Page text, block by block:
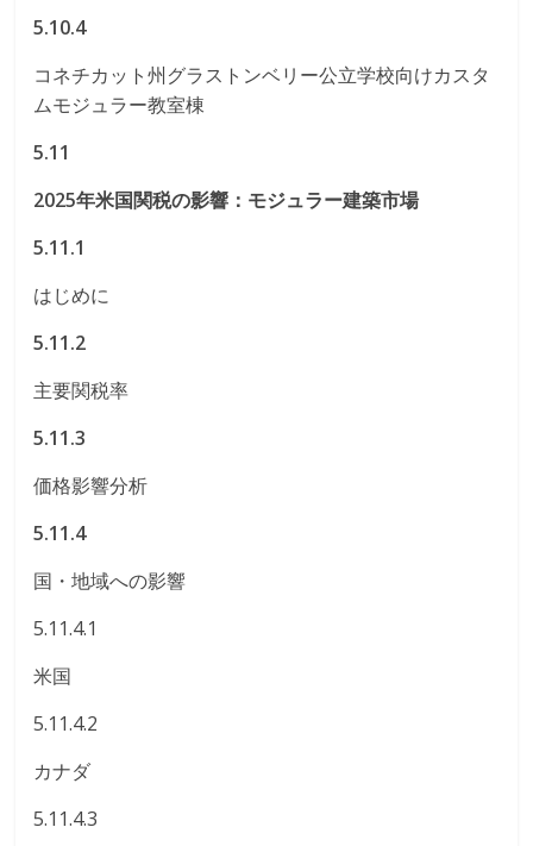
5.10.4
コネチカット州グラストンベリー公立学校向けカスタ
ムモジュラー教室棟
5.11
2025年米国関税の影響：モジュラー建築市場
5.11.1
はじめに
5.11.2
主要関税率
5.11.3
価格影響分析
5.11.4
国・地域への影響
5.11.4.1
米国
5.11.4.2
カナダ
5.11.4.3